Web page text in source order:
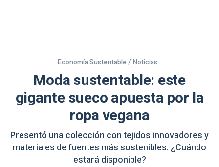
Economía Sustentable / Noticias
Moda sustentable: este
gigante sueco apuesta por la
ropa vegana
Presentó una colección con tejidos innovadores y
materiales de fuentes más sostenibles. ¿Cuándo
estará disponible?